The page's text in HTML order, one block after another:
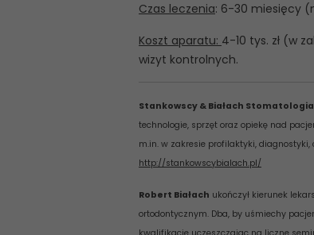
Czas leczenia: 6-30 miesięcy
Koszt aparatu: 4-10 tys. zł (w
wizyt kontrolnych.
Stankowscy & Białach Stomatologia
technologie, sprzęt oraz opiekę nad
m.in. w zakresie profilaktyki,
http://stankowscybialach.pl/
Robert Białach ukończył kierunek
ortodontycznym. Dba, by uśmiechy